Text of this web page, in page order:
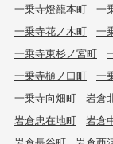
一乗寺燈籠本町
一
一乗寺花ノ木町
一
一乗寺東杉ノ宮町
一乗寺樋ノ口町
一
一乗寺向畑町
岩倉
岩倉忠在地町
岩倉